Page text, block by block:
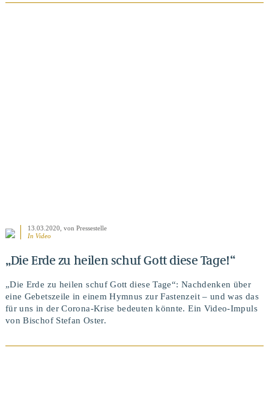
13.03.2020 , von Pressestelle
In Video
„Die Erde zu heilen schuf Gott diese Tage!“
„Die Erde zu heilen schuf Gott diese Tage“: Nachdenken über
eine Gebetszeile in einem Hymnus zur Fastenzeit – und was das
für uns in der Corona-Krise bedeuten könnte. Ein Video-Impuls
von Bischof Stefan Oster.